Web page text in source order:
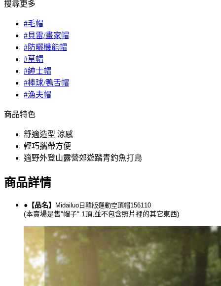
搜尋更多
#毛帽
#貝雷/畫家帽
#防曬機能帽
#草帽
#紳士帽
#棒球/鴨舌帽
#漁夫帽
商品特色
舒適造型 涼感
輕巧攜帶方便
適野外登山露營郊遊踏青釣魚打鳥
商品詳情
●【品名】 Midailuo日韓版運動空頂帽156110
(本賣場是售"帽子" 1頂,並不包含照片裡的其它東西)